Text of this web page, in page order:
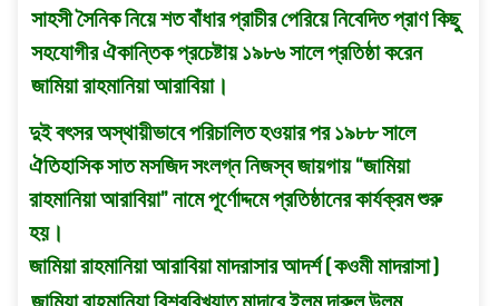
সাহসী সৈনিক নিয়ে শত বাঁধার প্রাচীর পেরিয়ে নিবেদিত প্রাণ কিছু
সহযোগীর ঐকান্তিক প্রচেষ্টায় ১৯৮৬ সালে প্রতিষ্ঠা করেন
জামিয়া রাহমানিয়া আরাবিয়া।
দুই বৎসর অস্থায়ীভাবে পরিচালিত হওয়ার পর ১৯৮৮ সালে
ঐতিহাসিক সাত মসজিদ সংলগ্ন নিজস্ব জায়গায় “জামিয়া
রাহমানিয়া আরাবিয়া” নামে পূর্ণোদ্দমে প্রতিষ্ঠানের কার্যক্রম শুরু
হয়।
জামিয়া রাহমানিয়া আরাবিয়া মাদরাসার আদর্শ ( কওমী মাদরাসা )